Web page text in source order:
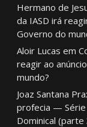
Hermano de
da IASD irá
Governo do
Aloir Lucas em
reagir ao
mundo?
Joaz Santana
profecia — Série
Dominical (parte